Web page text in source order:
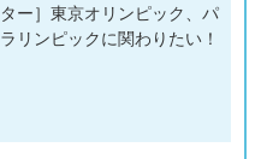
ター］東京オリンピック、パ
ラリンピックに関わりたい！